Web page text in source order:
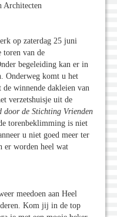
Architecten
op zaterdag 25 juni
toren van de
begeleiding kan er in
Onderweg komt u het
winnende dakleien van
verzetshuisje uit de
door de Stichting Vrienden
torenbeklimming is niet
u niet goed meer ter
er worden heel wat
meedoen aan Heel
Kom jij in de top